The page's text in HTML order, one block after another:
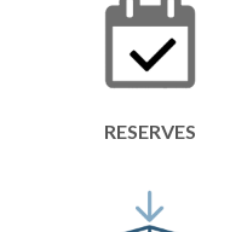
RESERVES